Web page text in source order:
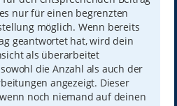
nur für einen begrenzten
möglich. Wenn bereits
geantwortet hat, wird dein
als überarbeitet
die Anzahl als auch der
angezeigt. Dieser
noch niemand auf deinen